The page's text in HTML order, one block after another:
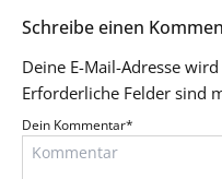
Schreibe einen
Deine E-Mail-Adresse
Erforderliche Felder sind
Dein Kommentar*